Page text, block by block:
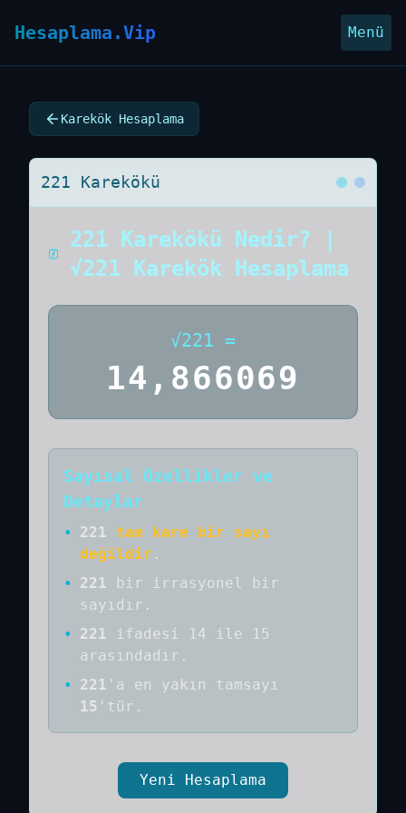
Hesaplama.Vip Menü
Karekök Hesaplama
221 Karekökü
221 Karekökü Nedir? |
√221 Karekök Hesaplama
√221 =
14,866069
Sayısal Özellikler ve
Detaylar
• 221
tam kare bir sayı
değildir .
•
221 bir
irrasyonel bir
sayıdır .
•
221
ifadesi 14 ile 15
arasındadır.
•
221 'a en yakın tamsayı
15 'tür.
Yeni Hesaplama